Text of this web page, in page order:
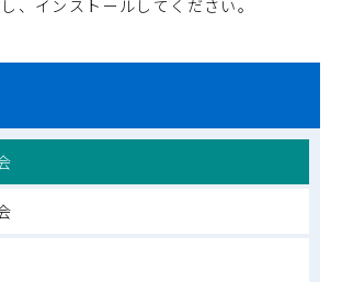
し、インストールしてください。